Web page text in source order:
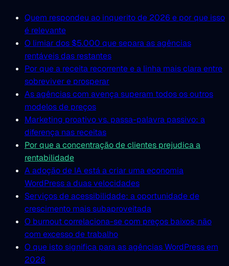
Quem respondeu ao inquerito de 2026 e por que isso
é relevante
O limiar dos $5.000 que separa as agências
rentáveis das restantes
Por que a receita recorrente e a linha mais clara entre
sobreviver e prosperar
As agências com avença superam todos os outros
modelos de preços
Marketing proativo vs. passa-palavra passivo: a
diferença nas receitas
Por que a concentração de clientes prejudica a
rentabilidade
A adoção de IA está a criar uma economia
WordPress a duas velocidades
Serviços de acessibilidade: a oportunidade de
crescimento mais subaproveitada
O burnout correlaciona-se com preços baixos, não
com excesso de trabalho
O que isto significa para as agências WordPress em
2026